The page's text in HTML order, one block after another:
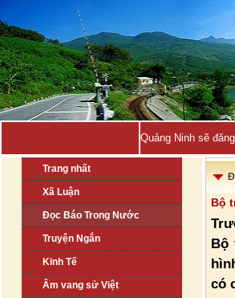
Quảng Ninh sẽ
Trang nhất
Xã Luận
Đọc Báo Trong Nước
Truyện Ngắn
Kinh Tế
Âm vang sử Việt
Bộ
Bộ
có